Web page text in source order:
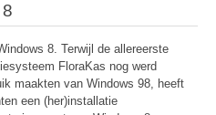
8. Terwijl de allereerste
FloraKas nog werd
maakten van Windows 98, heeft
een (her)installatie